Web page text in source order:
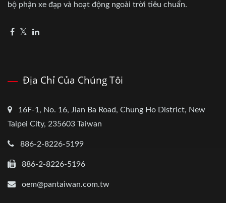
bộ phận xe đạp và hoạt động ngoài trời tiêu chuẩn.
Địa Chỉ Của Chúng Tôi
16F-1, No. 16, Jian Ba Road, Chung Ho District, New
Taipei City, 235603 Taiwan
886-2-8226-5199
886-2-8226-5196
oem@pantaiwan.com.tw